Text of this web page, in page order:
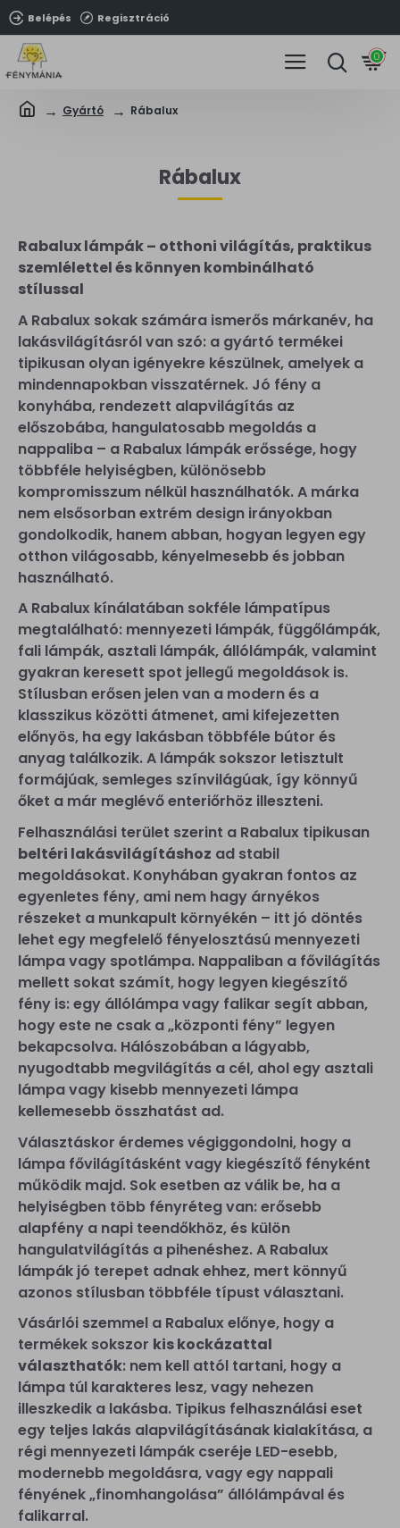
Belépés Regisztráció
0
Gyártó Rábalux
Rábalux
Rabalux lámpák – otthoni világítás, praktikus
szemlélettel és könnyen kombinálható
stílussal
A Rabalux sokak számára ismerős márkanév, ha
lakásvilágításról van szó: a gyártó termékei
tipikusan olyan igényekre készülnek, amelyek a
mindennapokban visszatérnek. Jó fény a
konyhába, rendezett alapvilágítás az
előszobába, hangulatosabb megoldás a
nappaliba – a Rabalux lámpák erőssége, hogy
többféle helyiségben, különösebb
kompromisszum nélkül használhatók. A márka
nem elsősorban extrém design irányokban
gondolkodik, hanem abban, hogyan legyen egy
otthon világosabb, kényelmesebb és jobban
használható.
A Rabalux kínálatában sokféle lámpatípus
megtalálható: mennyezeti lámpák, függőlámpák,
fali lámpák, asztali lámpák, állólámpák, valamint
gyakran keresett spot jellegű megoldások is.
Stílusban erősen jelen van a modern és a
klasszikus közötti átmenet, ami kifejezetten
előnyös, ha egy lakásban többféle bútor és
anyag találkozik. A lámpák sokszor letisztult
formájúak, semleges színvilágúak, így könnyű
őket a már meglévő enteriőrhöz illeszteni.
Felhasználási terület szerint a Rabalux tipikusan
beltéri lakásvilágításhoz ad stabil
megoldásokat. Konyhában gyakran fontos az
egyenletes fény, ami nem hagy árnyékos
részeket a munkapult környékén – itt jó döntés
lehet egy megfelelő fényelosztású mennyezeti
lámpa vagy spotlámpa. Nappaliban a fővilágítás
mellett sokat számít, hogy legyen kiegészítő
fény is: egy állólámpa vagy falikar segít abban,
hogy este ne csak a „központi fény” legyen
bekapcsolva. Hálószobában a lágyabb,
nyugodtabb megvilágítás a cél, ahol egy asztali
lámpa vagy kisebb mennyezeti lámpa
kellemesebb összhatást ad.
Választáskor érdemes végiggondolni, hogy a
lámpa fővilágításként vagy kiegészítő fényként
működik majd. Sok esetben az válik be, ha a
helyiségben több fényréteg van: erősebb
alapfény a napi teendőkhöz, és külön
hangulatvilágítás a pihenéshez. A Rabalux
lámpák jó terepet adnak ehhez, mert könnyű
azonos stílusban többféle típust választani.
Vásárlói szemmel a Rabalux előnye, hogy a
termékek sokszor kis kockázattal
választhatók: nem kell attól tartani, hogy a
lámpa túl karakteres lesz, vagy nehezen
illeszkedik a lakásba. Tipikus felhasználási eset
egy teljes lakás alapvilágításának kialakítása, a
régi mennyezeti lámpák cseréje LED-esebb,
modernebb megoldásra, vagy egy nappali
fényének „finomhangolása” állólámpával és
falikarral.